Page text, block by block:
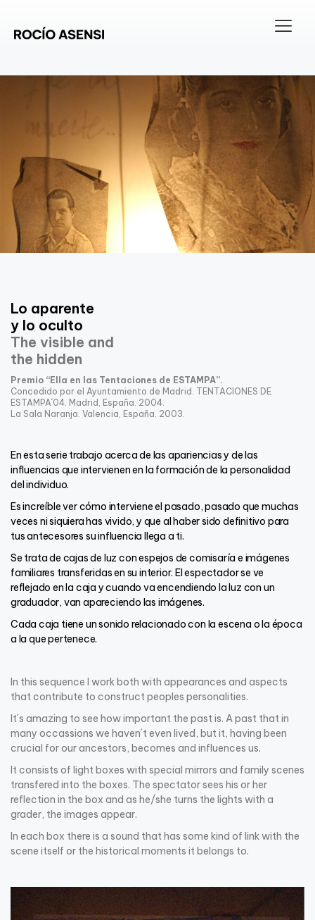
Lo aparente
y lo oculto
The visible and
the hidden
Premio “Ella en las Tentaciones de ESTAMPA”.
Concedido por el Ayuntamiento de Madrid. TENTACIONES DE
ESTAMPA´04. Madrid, España. 2004.
La Sala Naranja. Valencia, España. 2003.
En esta serie trabajo acerca de las apariencias y de las
influencias que intervienen en la formación de la personalidad
del individuo.
Es increíble ver cómo interviene el pasado, pasado que muchas
veces ni siquiera has vivido, y que al haber sido definitivo para
tus antecesores su influencia llega a ti.
Se trata de cajas de luz con espejos de comisaría e imágenes
familiares transferidas en su interior. El espectador se ve
reflejado en la caja y cuando va encendiendo la luz con un
graduador, van apareciendo las imágenes.
Cada caja tiene un sonido relacionado con la escena o la época
a la que pertenece.
In this sequence I work both with appearances and aspects
that contribute to construct peoples personalities.
It´s amazing to see how important the past is. A past that in
many occassions we haven´t even lived, but it, having been
crucial for our ancestors, becomes and influences us.
It consists of light boxes with special mirrors and family scenes
transfered into the boxes. The spectator sees his or her
reflection in the box and as he/she turns the lights with a
grader, the images appear.
In each box there is a sound that has some kind of link with the
scene itself or the historical moments it belongs to.